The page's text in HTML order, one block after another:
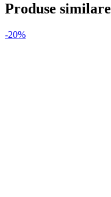
Produse similare
-20%